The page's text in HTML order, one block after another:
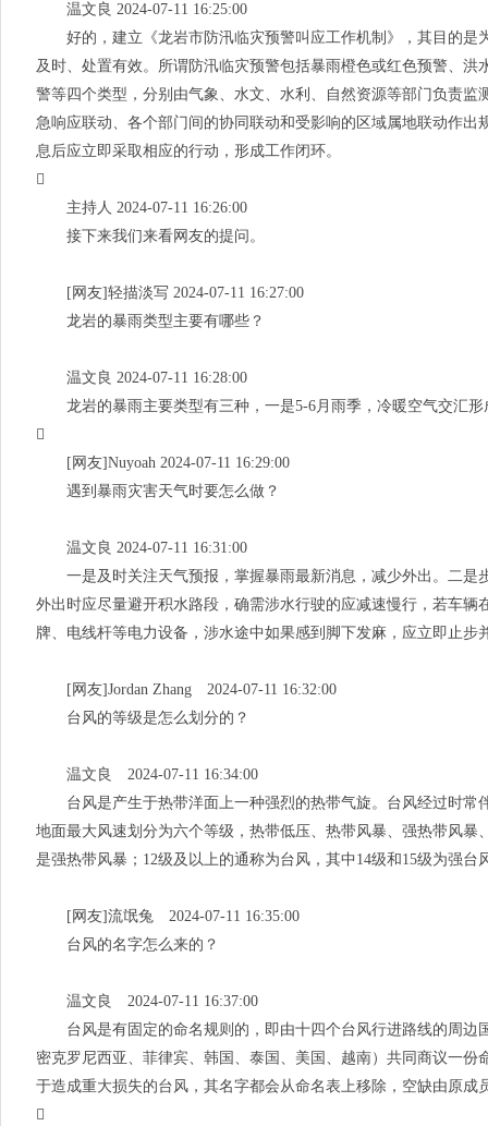
温文良 2024-07-11 16:25:00
好的，建立《龙岩市防汛临灾预警叫应工作机制》，其目的是
及时、处置有效。所谓防汛临灾预警包括暴雨橙色或红色预警、
警等四个类型，分别由气象、水文、水利、自然资源等部门负责
急响应联动、各个部门间的协同联动和受影响的区域属地联动作
息后应立即采取相应的行动，形成工作闭环。

主持人 2024-07-11 16:26:00
接下来我们来看网友的提问。
[网友]轻描淡写 2024-07-11 16:27:00
龙岩的暴雨类型主要有哪些？
温文良 2024-07-11 16:28:00
龙岩的暴雨主要类型有三种，一是5-6月雨季，冷暖空气交汇

[网友]Nuyoah 2024-07-11 16:29:00
遇到暴雨灾害天气时要怎么做？
温文良 2024-07-11 16:31:00
一是及时关注天气预报，掌握暴雨最新消息，减少外出。二是
外出时应尽量避开积水路段，确需涉水行驶的应减速慢行，若车
牌、电线杆等电力设备，涉水途中如果感到脚下发麻，应立即止步
[网友]Jordan Zhang 2024-07-11 16:32:00
台风的等级是怎么划分的？
温文良 2024-07-11 16:34:00
台风是产生于热带洋面上一种强烈的热带气旋。台风经过时常
地面最大风速划分为六个等级，热带低压、热带风暴、强热带风
是强热带风暴；12级及以上的通称为台风，其中14级和15级为强
[网友]流氓兔 2024-07-11 16:35:00
台风的名字怎么来的？
温文良 2024-07-11 16:37:00
台风是有固定的命名规则的，即由十四个台风行进路线的周边
密克罗尼西亚、菲律宾、韩国、泰国、美国、越南）共同商议一
于造成重大损失的台风，其名字都会从命名表上移除，空缺由原成
